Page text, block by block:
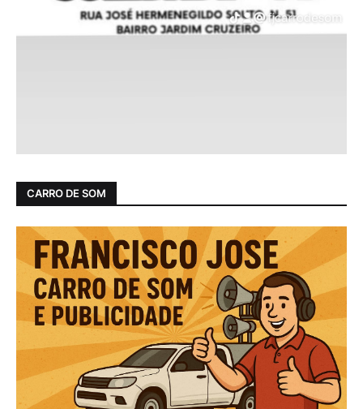
CARRO DE SOM